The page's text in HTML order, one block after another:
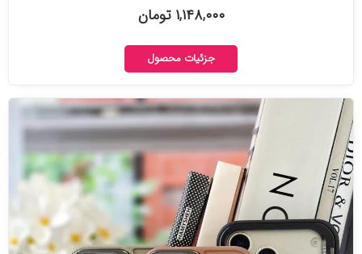
۱,۱۴۸,۰۰۰ تومان
جزئیات محصول